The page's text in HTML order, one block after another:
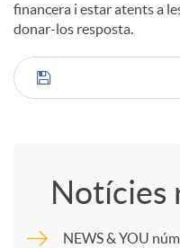
financera i estar atents a
donar-los resposta.
C
m
Notícies
NEWS & YOU